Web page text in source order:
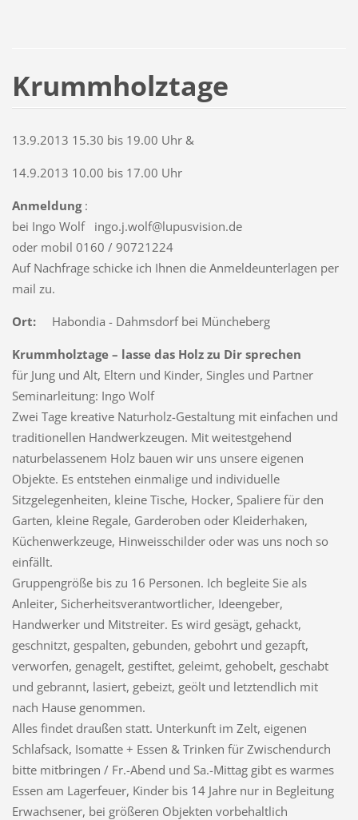
Krummholztage
13.9.2013 15.30 bis 19.00 Uhr &
14.9.2013 10.00 bis 17.00 Uhr
Anmeldung:
bei Ingo Wolf ingo.j.wolf@lupusvision.de
oder mobil 0160 / 90721224
Auf Nachfrage schicke ich Ihnen die Anmeldeunterlagen per
mail zu.
Ort: Habondia - Dahmsdorf bei Müncheberg
Krummholztage – lasse das Holz zu Dir sprechen
für Jung und Alt, Eltern und Kinder, Singles und Partner
Seminarleitung: Ingo Wolf
Zwei Tage kreative Naturholz-Gestaltung mit einfachen und
traditionellen Handwerkzeugen. Mit weitestgehend
naturbelassenem Holz bauen wir uns unsere eigenen
Objekte. Es entstehen einmalige und individuelle
Sitzgelegenheiten, kleine Tische, Hocker, Spaliere für den
Garten, kleine Regale, Garderoben oder Kleiderhaken,
Küchenwerkzeuge, Hinweisschilder oder was uns noch so
einfällt.
Gruppengröße bis zu 16 Personen. Ich begleite Sie als
Anleiter, Sicherheitsverantwortlicher, Ideengeber,
Handwerker und Mitstreiter. Es wird gesägt, gehackt,
geschnitzt, gespalten, gebunden, gebohrt und gezapft,
verworfen, genagelt, gestiftet, geleimt, gehobelt, geschabt
und gebrannt, lasiert, gebeizt, geölt und letztendlich mit
nach Hause genommen.
Alles findet draußen statt. Unterkunft im Zelt, eigenen
Schlafsack, Isomatte + Essen & Trinken für Zwischendurch
bitte mitbringen / Fr.-Abend und Sa.-Mittag gibt es warmes
Essen am Lagerfeuer, Kinder bis 14 Jahre nur in Begleitung
Erwachsener, bei größeren Objekten vorbehaltlich